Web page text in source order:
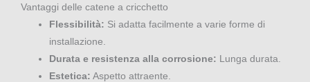
Vantaggi delle catene a cricchetto
Flessibilità: Si adatta facilmente a varie forme di
installazione.
Durata e resistenza alla corrosione: Lunga durata.
Estetica: Aspetto attraente.